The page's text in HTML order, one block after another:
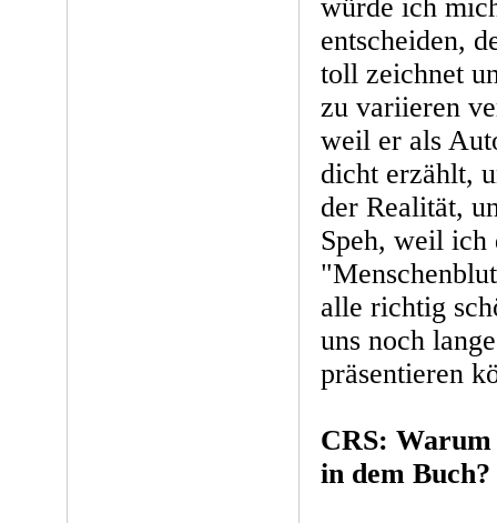
würde ich
entscheiden,
toll zeichnet
zu variieren
weil er als
dicht erzählt,
der Realität,
Speh, weil ich
alle richtig
uns noch
präsentieren
CRS: Warum
in dem Buch?